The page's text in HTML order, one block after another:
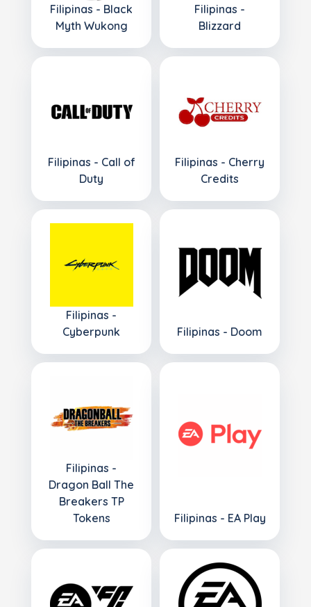
Filipinas - Black
Myth Wukong
Filipinas -
Blizzard
Filipinas - Call of
Duty
Filipinas - Cherry
Credits
Filipinas -
Cyberpunk
Filipinas - Doom
Filipinas -
Dragon Ball The
Breakers TP
Tokens
Filipinas - EA Play